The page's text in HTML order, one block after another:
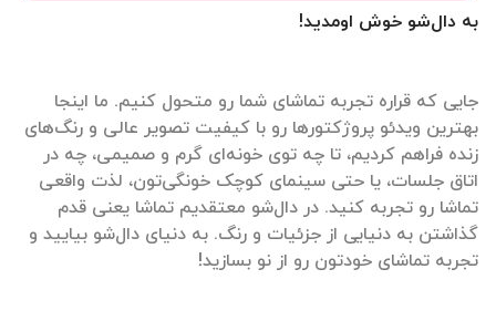
به دال‌شو خوش اومدید!
جایی که قراره تجربه تماشای شما رو متحول کنیم. ما اینجا
بهترین ویدئو پروژکتورها رو با کیفیت تصویر عالی و رنگ‌های
زنده فراهم کردیم، تا چه توی خونه‌ای گرم و صمیمی، چه در
اتاق جلسات، یا حتی سینمای کوچک خونگی‌تون، لذت واقعی
تماشا رو تجربه کنید. در دال‌شو معتقدیم تماشا یعنی قدم
گذاشتن به دنیایی از جزئیات و رنگ. به دنیای دال‌شو بیایید و
تجربه تماشای خودتون رو از نو بسازید!